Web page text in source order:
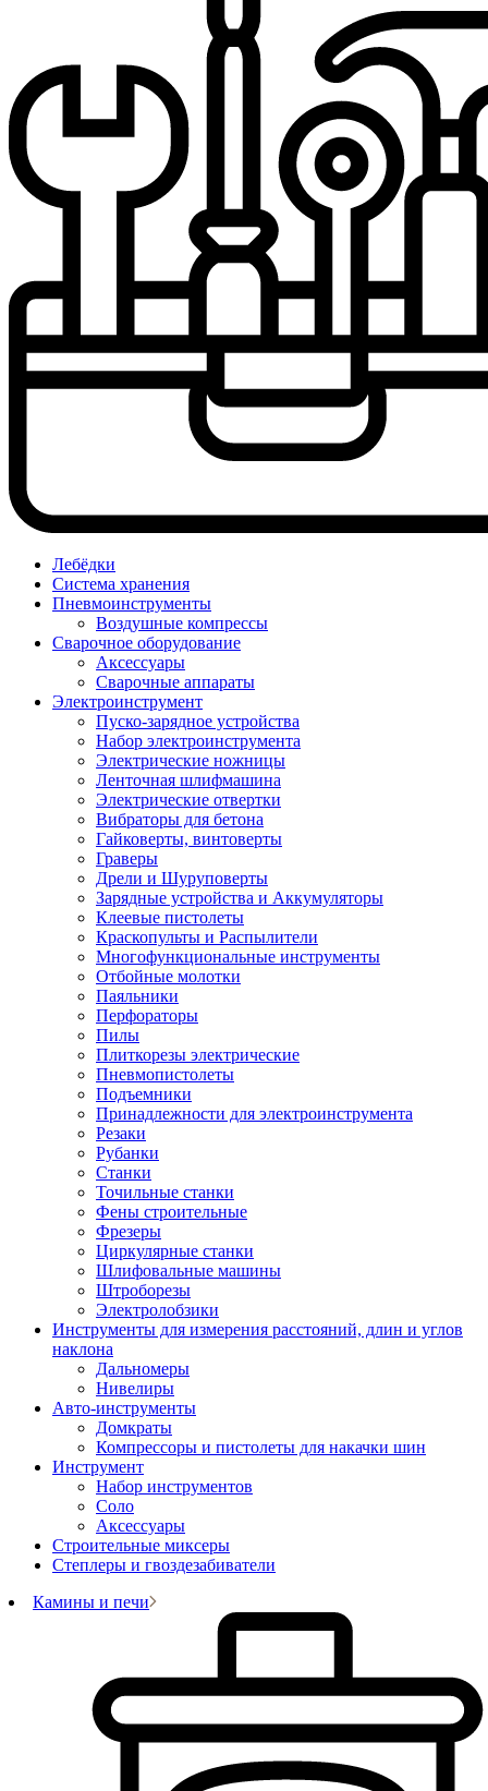
Лебёдки
Система хранения
Пневмоинструменты
Воздушные компрессы
Сварочное оборудование
Аксессуары
Сварочные аппараты
Электроинструмент
Пуско-зарядное устройства
Набор электроинструмента
Электрические ножницы
Ленточная шлифмашина
Электрические отвертки
Вибраторы для бетона
Гайковерты, винтоверты
Граверы
Дрели и Шуруповерты
Зарядные устройства и Аккумуляторы
Клеевые пистолеты
Краскопульты и Распылители
Многофункциональные инструменты
Отбойные молотки
Паяльники
Перфораторы
Пилы
Плиткорезы электрические
Пневмопистолеты
Подъемники
Принадлежности для электроинструмента
Резаки
Рубанки
Станки
Точильные станки
Фены строительные
Фрезеры
Циркулярные станки
Шлифовальные машины
Штроборезы
Электролобзики
Инструменты для измерения расстояний, длин и углов
наклона
Дальномеры
Нивелиры
Авто-инструменты
Домкраты
Компрессоры и пистолеты для накачки шин
Инструмент
Набор инструментов
Соло
Аксессуары
Строительные миксеры
Степлеры и гвоздезабиватели
Камины и печи